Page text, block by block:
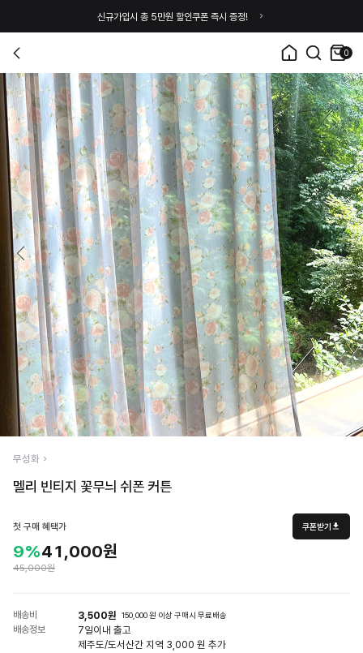
신규가입시 총 5만원 할인쿠폰 즉시 증정!
0
무성화
멜리 빈티지 꽃무늬 쉬폰 커튼
첫 구매 혜택가 쿠폰받기
9%41,000원
45,000원
배송비 3,500원 150,000 원 이상 구매시 무료배송
배송정보 7일이내 출고
제주도/도서산간 지역 3,000 원 추가